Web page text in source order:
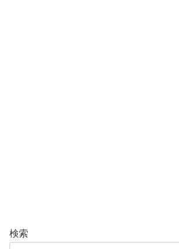
検索